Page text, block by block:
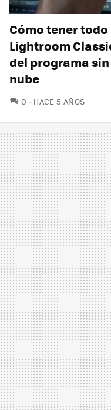
Cómo tener
Lightroom
del programa
nube
0 COMENTARIOS
HACE 5 AÑOS